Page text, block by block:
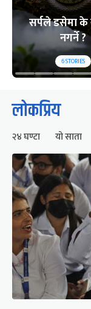
सर्पले डसेमा के
नगर्ने ?
6STORIES
लोकप्रिय
२४ घण्टा यो साता